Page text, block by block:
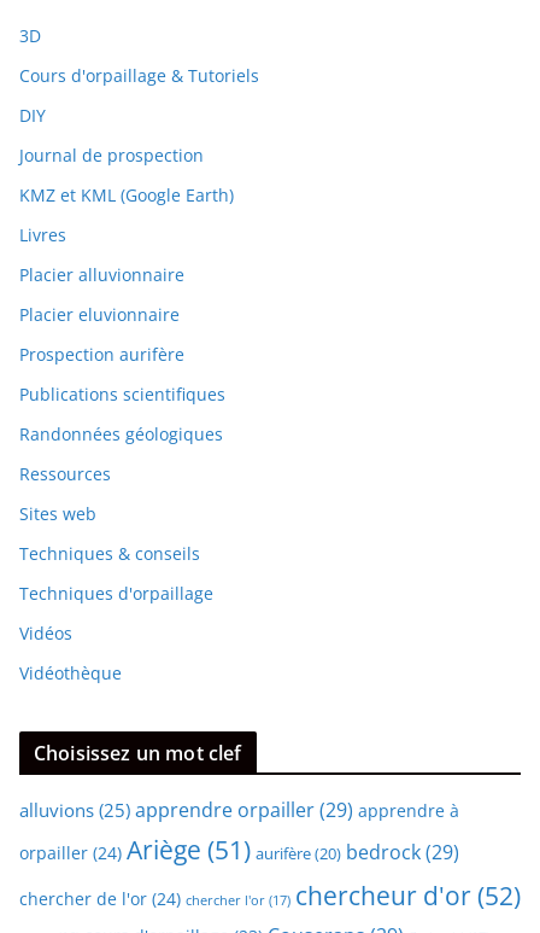
3D
Cours d'orpaillage & Tutoriels
DIY
Journal de prospection
KMZ et KML (Google Earth)
Livres
Placier alluvionnaire
Placier eluvionnaire
Prospection aurifère
Publications scientifiques
Randonnées géologiques
Ressources
Sites web
Techniques & conseils
Techniques d'orpaillage
Vidéos
Vidéothèque
Choisissez un mot clef
alluvions (25) apprendre orpailler(29) apprendre à
orpailler (24) Ariège (51) aurifère(20) bedrock(29)
chercher de l'or (24) chercher l'or (17) chercheur d'or(52)